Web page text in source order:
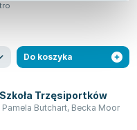
Do koszyka
Trzęsiportków
Pamela Butchart, Becka Moor